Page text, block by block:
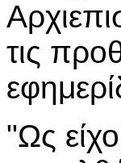
τις
"Ως